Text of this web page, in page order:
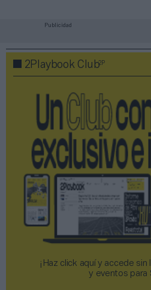
Publicidad
2Playbook Club2P
¡Haz click aquí y accede
y eventos para